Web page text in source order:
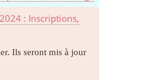
: Inscriptions,
Ils seront mis à jour